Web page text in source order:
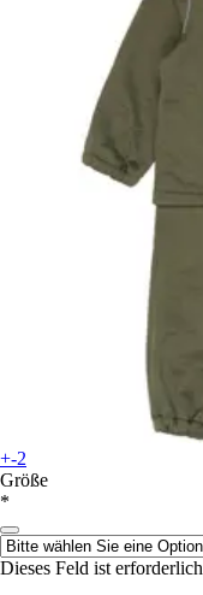
+-2
Größe
*
Dieses Feld ist erforderlich